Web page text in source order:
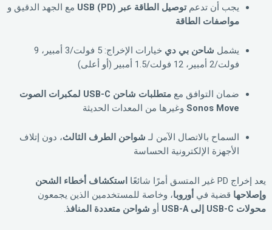
يجب أن تدعمتوصيل الطاقة عبر USB (PD)
مع الجهد الدقيق و
مواصفات الطاقة
يشمل شاحن بي دي
خيارات الإخراج: 5 فولت/3 أمبير، 9
فولت/2 أمبير، 12 فولت/1.5 أمبير (أو أعلى)
ضمان التوافق مع
متطلبات شاحن USB-C لمكبرات الصوت
Sonos Moveوغيرها من المعدات الحديثة
السماح بالاتصال الآمن لـ شواحن الطرف الثالث، دون إتلاف
الأجهزة الإلكترونية الحساسة
يعد إخراج PD غير المتسق أمرًا شائعًا
استكشاف أخطاء الشحن
وإصلاحها قضية في أوروبا، وخاصة للمستخدمين الذين يجمعون
محولات USB-C إلى USB-A
أو شواحن متعددة المنافذ.